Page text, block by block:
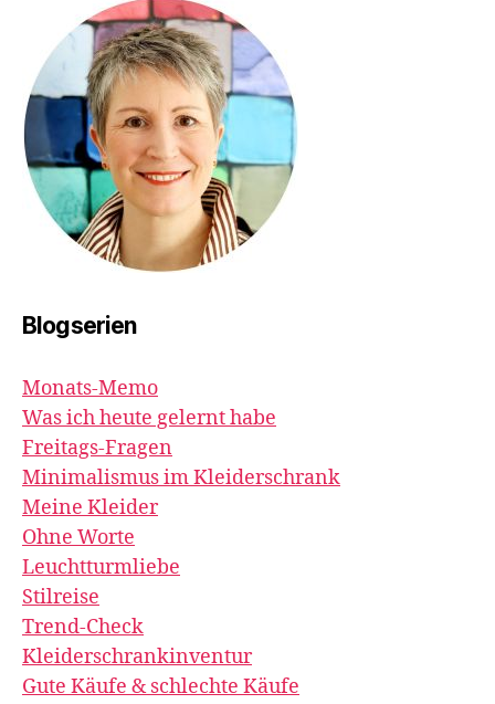
Blogserien
Monats-Memo
Was ich heute gelernt habe
Freitags-Fragen
Minimalismus im Kleiderschrank
Meine Kleider
Ohne Worte
Leuchtturmliebe
Stilreise
Trend-Check
Kleiderschrankinventur
Gute Käufe & schlechte Käufe